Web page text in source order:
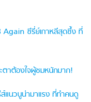
ซีรี่ย์เกาหลีสุดซึ้ง ที่
ตาต้องใจผู้ชมหนักมาก!
แนวนูน่ามาแรง ที่ทำคนดู